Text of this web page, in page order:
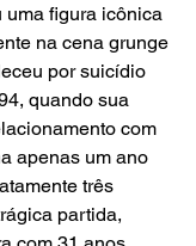
uma figura icônica
na cena grunge
por suicídio
quando sua
com
apenas um ano
três
partida,